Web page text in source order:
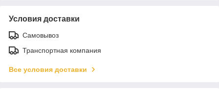
Условия доставки
Самовывоз
Транспортная компания
Все условия доставки